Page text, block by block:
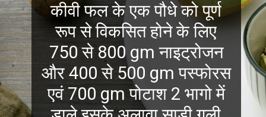
कीवी फल के एक पौधे को पूर्ण
रूप से विकसित होने के लिए
750 से 800 gm नाइट्रोजन
और 400 से 500 gm पस्फोरस
एवं 700 gm पोटाश 2 भागो में